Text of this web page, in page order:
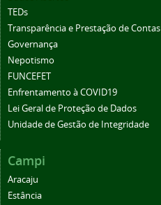
TEDs
Transparência e Prestação de Contas
Governança
Nepotismo
FUNCEFET
Enfrentamento à COVID19
Lei Geral de Proteção de Dados
Unidade de Gestão de Integridade
Campi
Aracaju
Estância